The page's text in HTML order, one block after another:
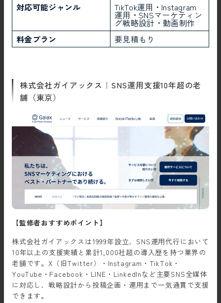
対応可能ジャンル
TikTok運用・Instagram
運用・SNSマーケティン
グ戦略設計・動画制作
料金プラン
要見積もり
株式会社ガイアックス｜SNS運用支援10年超の老
舗（東京）
【監修者おすすめポイント】
株式会社ガイアックスは1999年設立、SNS運用代行において
10年以上の支援実績と累計1,000社超の導入歴を持つ業界の
老舗です。X（旧Twitter）・Instagram・TikTok・
YouTube・Facebook・LINE・LinkedInなど主要SNS全媒体
に対応し、戦略設計から投稿企画・運用まで一気通貫で支援
できます。